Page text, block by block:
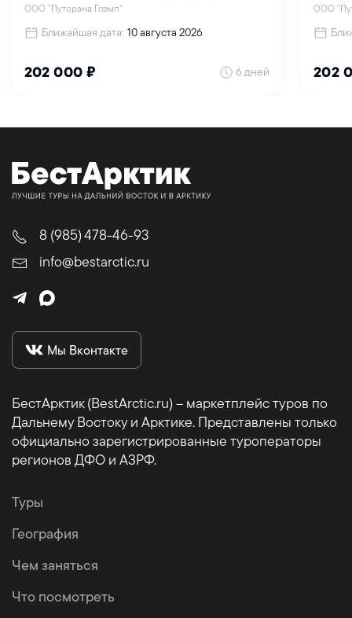
ООО "Путорана Глэмп"
Ближайшая дата: 10 августа 2026
202 000 ₽ 6 дней
ООО
202
8 (985) 478-46-93
info@bestarctic.ru
Мы Вконтакте
БестАрктик (BestArctic.ru) – маркетплейс туров по
Дальнему Востоку и Арктике. Представлены только
официально зарегистрированные туроператоры
регионов ДФО и АЗРФ.
Туры
География
Чем заняться
Что посмотреть